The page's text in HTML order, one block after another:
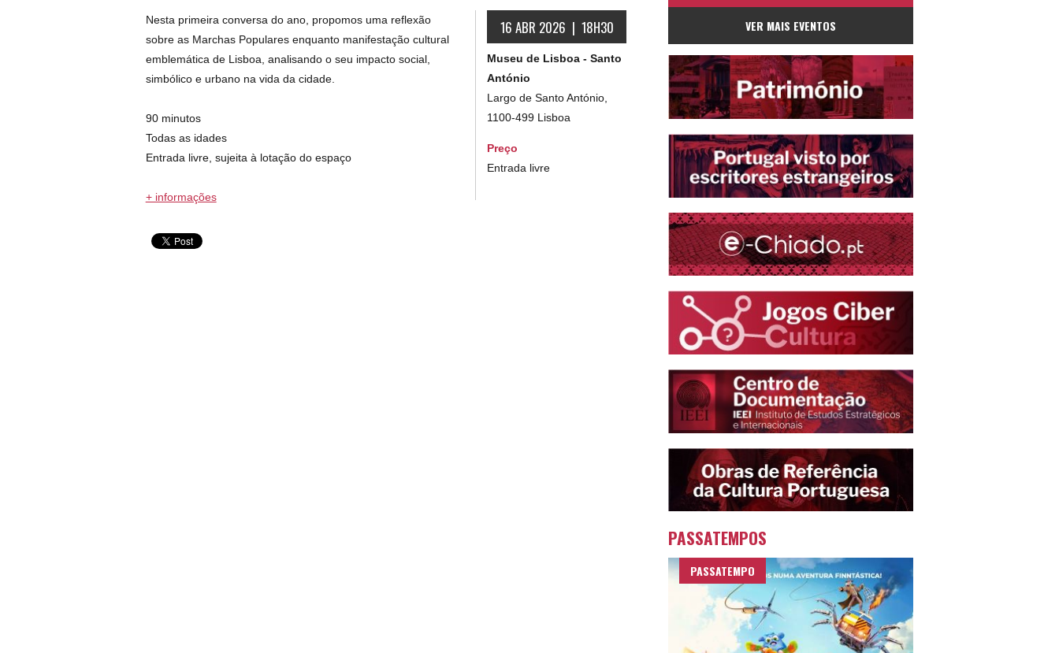
16 ABR 2026 | 18H30
Museu de Lisboa - Santo
António
Largo de Santo António,
1100-499 Lisboa
Preço
Entrada livre
Nesta primeira conversa do ano, propomos uma reflexão
sobre as Marchas Populares enquanto manifestação cultural
emblemática de Lisboa, analisando o seu impacto social,
simbólico e urbano na vida da cidade.
90 minutos
Todas as idades
Entrada livre, sujeita à lotação do espaço
+ informações
VER MAIS EVENTOS
PASSATEMPOS
PASSATEMPO